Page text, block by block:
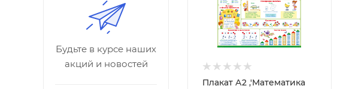
Плакат А2 ,'Математика
Будьте в курсе наших
акций и новостей